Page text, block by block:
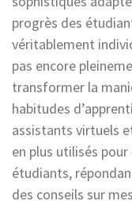
progrès des
véritablement
pas encore
transformer la
habitudes
assistants virtuels
en plus utilisés
étudiants,
des conseils sur